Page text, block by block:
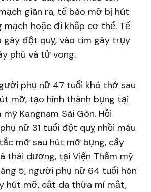
giãn ra, tế bào mỡ bị hút
mạch hoặc đi khắp cơ thể. Tế
gây đột quỵ, vào tim gây trụy
phù và tử vong.
phụ nữ 47 tuổi khó thở sau
mỡ, tạo hình thành bụng tại
mỹ Kangnam Sài Gòn. Hồi
nữ 31 tuổi đột quỵ nhồi máu
mỡ sau hút mỡ bụng, cấy
thái dương, tại Viện Thẩm mỹ
5, người phụ nữ 64 tuổi hôn
hút mỡ, cắt da thừa mí mắt,